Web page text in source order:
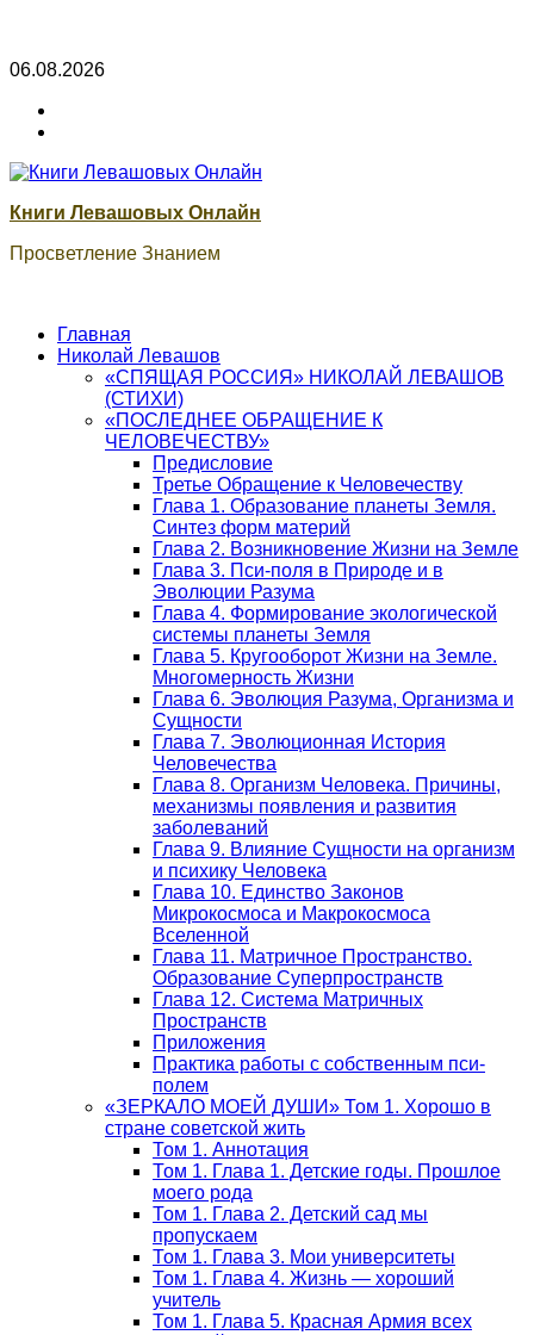
Skip
content
06.08.2026
Книги Левашовых Онлайн
Просветление Знанием
Главная
Николай Левашов
«СПЯЩАЯ РОССИЯ» НИКОЛАЙ ЛЕВАШОВ
(СТИХИ)
«ПОСЛЕДНЕЕ ОБРАЩЕНИЕ К
ЧЕЛОВЕЧЕСТВУ»
Предисловие
Третье Обращение к Человечеству
Глава 1. Образование планеты Земля.
Синтез форм материй
Глава 2. Возникновение Жизни на Земле
Глава 3. Пси-поля в Природе и в
Эволюции Разума
Глава 4. Формирование экологической
системы планеты Земля
Глава 5. Кругооборот Жизни на Земле.
Многомерность Жизни
Глава 6. Эволюция Разума, Организма и
Сущности
Глава 7. Эволюционная История
Человечества
Глава 8. Организм Человека. Причины,
механизмы появления и развития
заболеваний
Глава 9. Влияние Сущности на организм
и психику Человека
Глава 10. Единство Законов
Микрокосмоса и Макрокосмоса
Вселенной
Глава 11. Матричное Пространство.
Образование Суперпространств
Глава 12. Система Матричных
Пространств
Приложения
Практика работы с собственным пси-
полем
«ЗЕРКАЛО МОЕЙ ДУШИ» Том 1. Хорошо в
стране советской жить
Том 1. Аннотация
Том 1. Глава 1. Детские годы. Прошлое
моего рода
Том 1. Глава 2. Детский сад мы
пропускаем
Том 1. Глава 3. Мои университеты
Том 1. Глава 4. Жизнь — хороший
учитель
Том 1. Глава 5. Красная Армия всех